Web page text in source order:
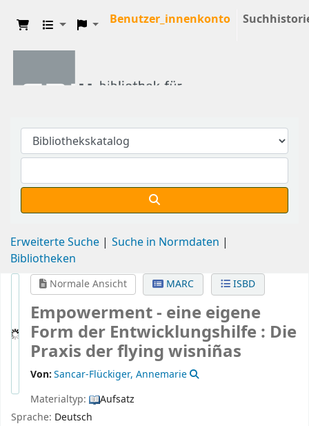
Benutzer_innenkonto
Erweiterte Suche
Suche in Normdaten
Bibliotheken
Normale Ansicht MARC ISBD
Empowerment - eine eigene
Form der Entwicklungshilfe : Die
Praxis der flying wisniñas
Von:Sancar-Flückiger, Annemarie
Materialtyp:
Aufsatz
Sprache: Deutsch